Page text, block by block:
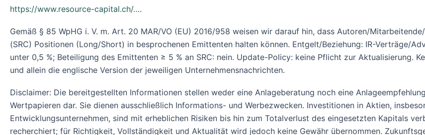
https://www.resource-capital.ch/….
Gemäß § 85 WpHG i. V. m. Art. 20 MAR/VO (EU) 2016/958 weisen wir darauf hin, dass Autoren/
(SRC) Positionen (Long/Short) in besprochenen Emittenten halten können. Entgelt/Beziehung: IR-Verträge/
unter 0,5 %; Beteiligung des Emittenten ≥ 5 % an SRC: nein. Update-Policy: keine Pflicht zur Aktualisierung.
und allein die englische Version der jeweiligen Unternehmensnachrichten.
Disclaimer: Die bereitgestellten Informationen stellen weder eine Anlageberatung noch eine
Wertpapieren dar. Sie dienen ausschließlich Informations- und Werbezwecken. Investitionen in Aktien,
Entwicklungsunternehmen, sind mit erheblichen Risiken bis hin zum Totalverlust des eingesetzten Kapitals
recherchiert; für Richtigkeit, Vollständigkeit und Aktualität wird jedoch keine Gewähr übernommen.